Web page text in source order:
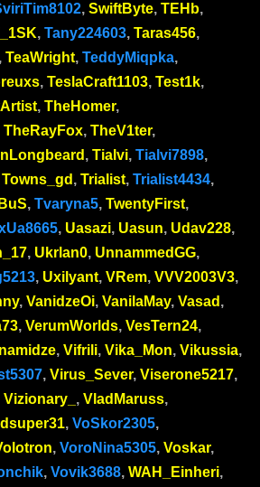
, SwiftByte, TEHb,
, Tany224603, Taras456,
, TeaWright, TeddyMiqpka,
, TeslaCraft1103, Test1k,
, TheHomer,
TheRayFox, TheV1ter,
, Tialvi, Tialvi7898,
Towns_gd , Trialist, Trialist4434,
, Tvaryna5, TwentyFirst,
, Uasazi, Uasun, Udav228,
, Ukrlan0, UnnammedGG,
, Uxilyant, VRem, VVV2003V3,
, VanidzeOi, VanilaMay, Vasad ,
, VerumWorlds, VesTern24,
, Vifrili, Vika_Mon, Vikussia,
, Virus_Sever, Viserone5217,
Vizionary_ , VladMaruss,
, VoSkor2305,
, VoroNina5305, Voskar,
, Vovik3688, WAH_Einheri,